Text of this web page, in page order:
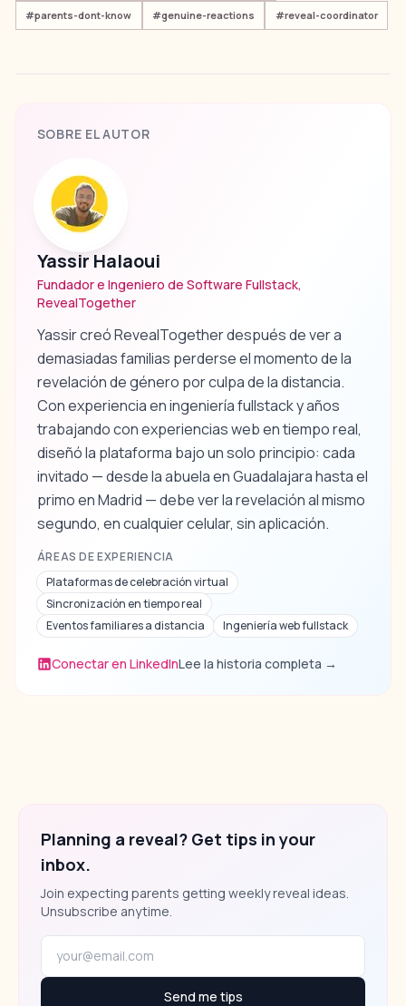
#parents-dont-know #genuine-reactions #reveal-coordinator
SOBRE EL AUTOR
Yassir Halaoui
Fundador e Ingeniero de Software Fullstack,
RevealTogether
Yassir creó RevealTogether después de ver a
demasiadas familias perderse el momento de la
revelación de género por culpa de la distancia.
Con experiencia en ingeniería fullstack y años
trabajando con experiencias web en tiempo real,
diseñó la plataforma bajo un solo principio: cada
invitado — desde la abuela en Guadalajara hasta el
primo en Madrid — debe ver la revelación al mismo
segundo, en cualquier celular, sin aplicación.
ÁREAS DE EXPERIENCIA
Plataformas de celebración virtual
Sincronización en tiempo real
Eventos familiares a distancia
Ingeniería web fullstack
Conectar en LinkedInLee la historia completa →
Planning a reveal? Get tips in your
inbox.
Join expecting parents getting weekly reveal ideas.
Unsubscribe anytime.
Send me tips